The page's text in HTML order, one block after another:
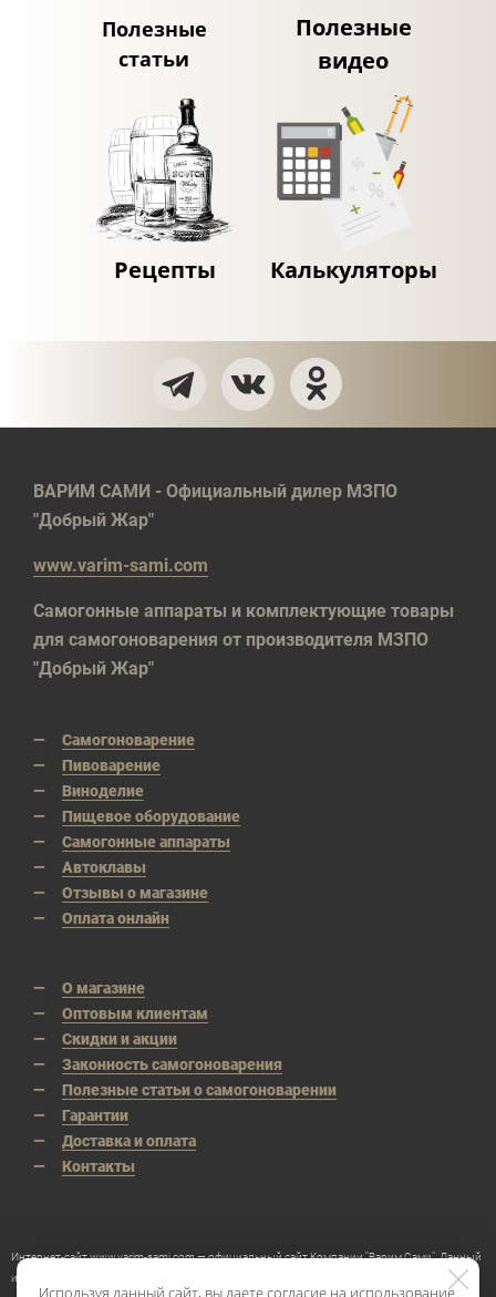
Полезные
статьи
Полезные
видео
Рецепты Калькуляторы
ВАРИМ САМИ - Официальный дилер МЗПО
"Добрый Жар"
www.varim-sami.com
Самогонные аппараты и комплектующие товары
для самогоноварения от производителя МЗПО
"Добрый Жар"
Самогоноварение
Пивоварение
Виноделие
Пищевое оборудование
Самогонные аппараты
Автоклавы
Отзывы о магазине
Оплата онлайн
О магазине
Оптовым клиентам
Скидки и акции
Законность самогоноварения
Полезные статьи о самогоноварении
Гарантии
Доставка и оплата
Контакты
Интернет-сайт www.varim-sami.com — официальный сайт Компании "Варим Сами". Данный
интернет-сайт носит исключительно информационный характер и ни при каких условиях
Используя данный сайт, вы даете согласие на использование